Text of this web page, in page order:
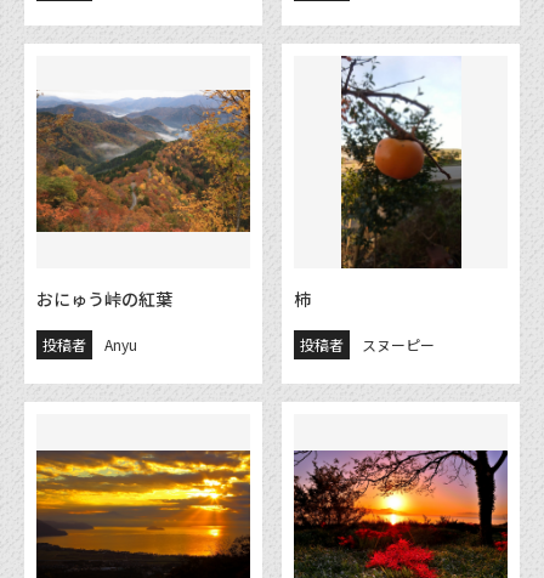
おにゅう峠の紅葉
投稿者 Anyu
柿
投稿者 スヌーピー